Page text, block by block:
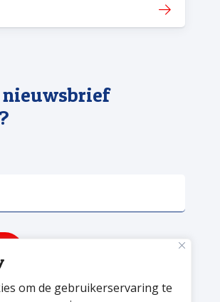
om de gebruikerservaring te
nieuwsbrief